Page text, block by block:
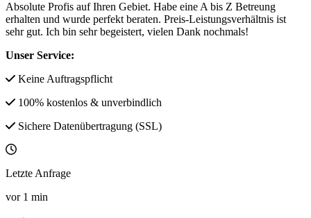
Absolute Profis auf Ihren Gebiet. Habe eine A bis Z Betreung
erhalten und wurde perfekt beraten. Preis-Leistungsverhältnis ist
sehr gut. Ich bin sehr begeistert, vielen Dank nochmals!
Unser Service:
Keine Auftragspflicht
100% kostenlos & unverbindlich
Sichere Datenübertragung (SSL)
Letzte Anfrage
vor 1 min